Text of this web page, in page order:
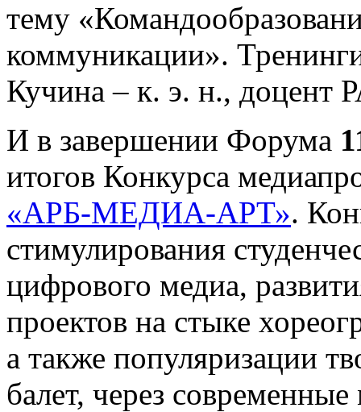
тему
коммуникации».
Кучина – к. э. н.,
И в завершении Форума
итогов Конкурса
«АРБ-МЕДИА-АРТ».
стимулирования
цифрового медиа,
проектов на стыке
а также популяризации
балет, через